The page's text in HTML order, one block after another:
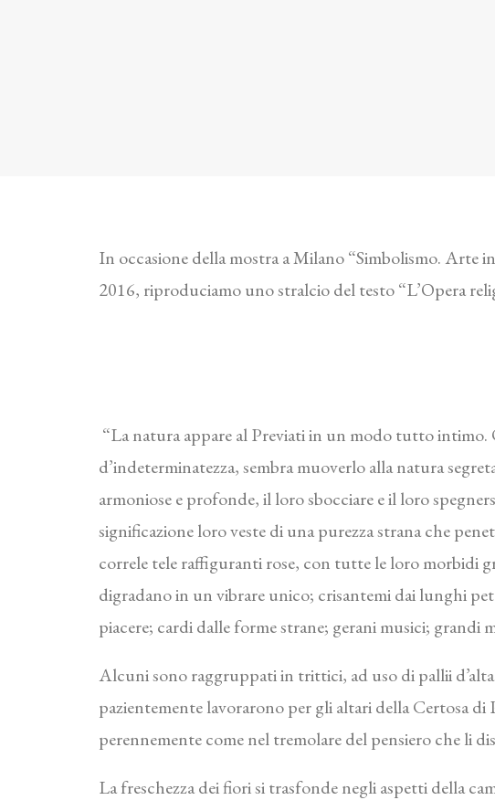
In occasione della mostra a Milano “Simbolismo. Arte
2016, riproduciamo uno stralcio del testo “L’Opera
“La natura appare al Previati in un modo tutto intimo.
d’indeterminatezza, sembra muoverlo alla natura
armoniose e profonde, il loro sbocciare e il loro
significazione loro veste di una purezza strana che
correle tele raffiguranti rose, con tutte le loro morbidi
digradano in un vibrare unico; crisantemi dai lunghi
piacere; cardi dalle forme strane; gerani musici; grandi
Alcuni sono raggruppati in trittici, ad uso di pallii
pazientemente lavorarono per gli altari della Certosa
perennemente come nel tremolare del pensiero che li
La freschezza dei fiori si trasfonde negli aspetti della